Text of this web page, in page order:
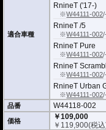
適合車種
RnineT ('17-)
※W44111-002
RnineT /5
※W44111-002
RnineT Pure
※W44111-002
RnineT
※W44111-002
RnineT Urban
※W44111-002
品番
W44118-002
価格
￥109,000
￥ 119,900(税